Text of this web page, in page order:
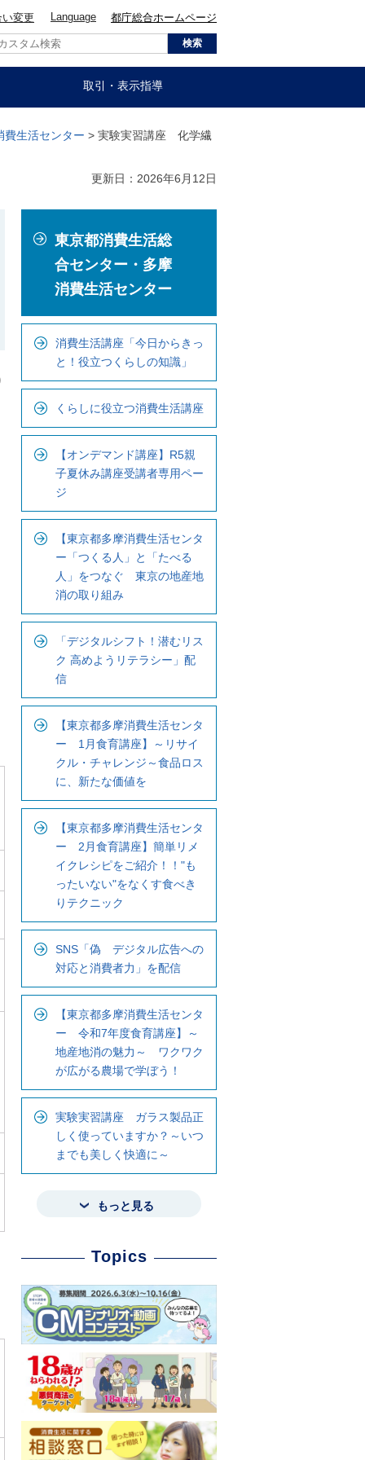
変更 Language 都庁総合ホームページ
取引・表示指導
費生活センター > 実験実習講座 化学繊
更新日：2026年6月12日
ー
ナ
で
東京都消費生活総
合センター・多摩
消費生活センター
消費生活講座「今日からきっ
と！役立つくらしの知識」
くらしに役立つ消費生活講座
【オンデマンド講座】R5親
子夏休み講座受講者専用ペー
ジ
【東京都多摩消費生活センタ
ー「つくる人」と「たべる
人」をつなぐ 東京の地産地
消の取り組み
「デジタルシフト！潜むリス
ク 高めようリテラシー」配
信
【東京都多摩消費生活センタ
ー 1月食育講座】～リサイ
クル・チャレンジ～食品ロス
に、新たな価値を
【東京都多摩消費生活センタ
ー 2月食育講座】簡単リメ
イクレシピをご紹介！！"も
ったいない"をなくす食べき
りテクニック
SNS「偽 デジタル広告への
対応と消費者力」を配信
【東京都多摩消費生活センタ
ー 令和7年度食育講座】～
地産地消の魅力～ ワクワク
が広がる農場で学ぼう！
実験実習講座 ガラス製品正
しく使っていますか？～いつ
までも美しく快適に～
もっと見る
Topics